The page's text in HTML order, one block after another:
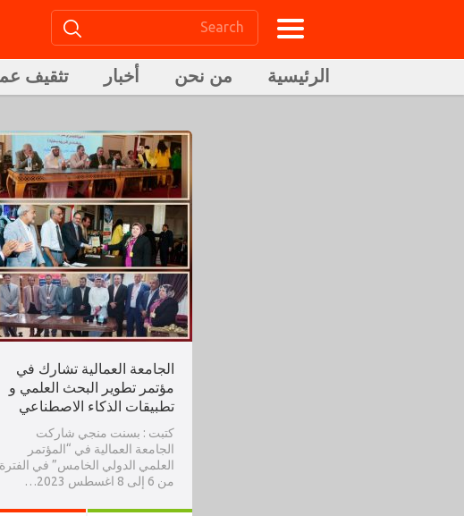
الرئيسية من نحن أخبار تثقيف
الجامعة العمالية تشارك في
مؤتمر تطوير البحث العلمي و
تطبيقات الذكاء الاصطناعي
كتبت : بسنت منجي شاركت
الجامعة العمالية في “المؤتمر
العلمي الدولي الخامس” في الفترة
من 6 إلى 8 اغسطس 2023…